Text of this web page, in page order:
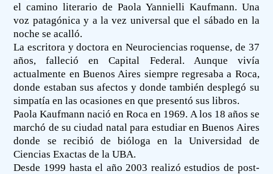
el camino literario de Paola Yannielli Kaufmann. Una
voz patagónica y a la vez universal que el sábado en la
noche se acalló.
La escritora y doctora en Neurociencias roquense, de 37
años, falleció en Capital Federal. Aunque vivía
actualmente en Buenos Aires siempre regresaba a Roca,
donde estaban sus afectos y donde también desplegó su
simpatía en las ocasiones en que presentó sus libros.
Paola Kaufmann nació en Roca en 1969. A los 18 años se
marchó de su ciudad natal para estudiar en Buenos Aires
donde se recibió de bióloga en la Universidad de
Ciencias Exactas de la UBA.
Desde 1999 hasta el año 2003 realizó estudios de post-